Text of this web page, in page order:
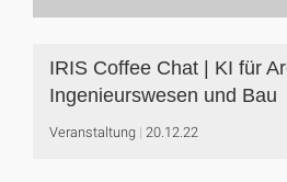
IRIS Coffee Chat | KI für
Ingenieurswesen und Bau
Veranstaltung 20.12.22